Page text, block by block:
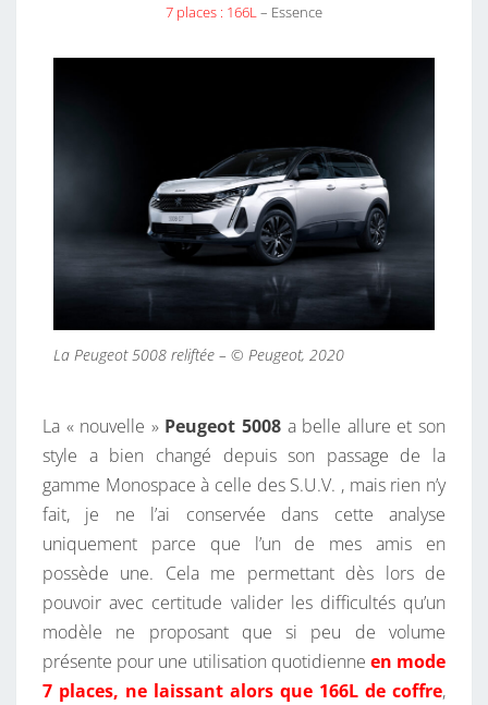
7 places : 166L– Essence
La Peugeot 5008 reliftée – © Peugeot, 2020
La « nouvelle » Peugeot 5008 a belle allure et son
style a bien changé depuis son passage de la
gamme Monospace à celle des S.U.V. , mais rien n’y
fait, je ne l’ai conservée dans cette analyse
uniquement parce que l’un de mes amis en
possède une. Cela me permettant dès lors de
pouvoir avec certitude valider les difficultés qu’un
modèle ne proposant que si peu de volume
présente pour une utilisation quotidienne en mode
7 places, ne laissant alors que 166L de coffre,